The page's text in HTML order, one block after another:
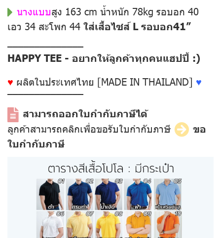
นางแบบสูง 163 cm น้ำหนัก 78kg รอบอก 40
เอว 34 สะโพก 44 ใส่เสื้อไซส์ L รอบอก41”
––––––––––––––
HAPPY TEE - อยากให้ลูกค้าทุกคนแฮปปี้ :)
♥ ผลิตในประเทศไทย [MADE IN THAILAND] ♥
––––––––––––––
สามารถออกใบกำกับภาษีได้
ลูกค้าสามารถคลิกเพื่อขอรับใบกำกับภาษี
ขอ
ใบกำกับภาษี